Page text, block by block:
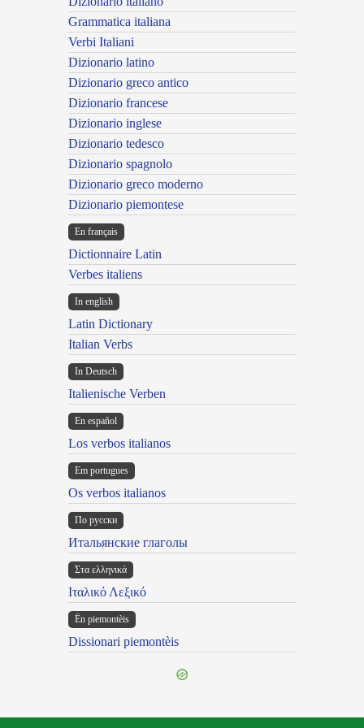
Grammatica italiana
Verbi Italiani
Dizionario latino
Dizionario greco antico
Dizionario francese
Dizionario inglese
Dizionario tedesco
Dizionario spagnolo
Dizionario greco moderno
Dizionario piemontese
En français
Dictionnaire Latin
Verbes italiens
In english
Latin Dictionary
Italian Verbs
In Deutsch
Italienische Verben
En español
Los verbos italianos
Em portugues
Os verbos italianos
По русски
Итальянские глаголы
Στα ελληνικά
Ιταλικό Λεξικό
Ën piemontèis
Dissionari piemontèis